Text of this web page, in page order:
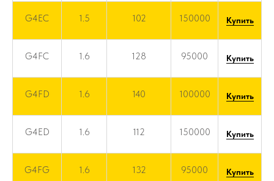
G4EC 1.5 102 150000 Купить
G4FC 1.6 128 95000 Купить
G4FD 1.6 140 100000 Купить
G4ED 1.6 112 150000 Купить
G4FG 1.6 132 95000 Купить